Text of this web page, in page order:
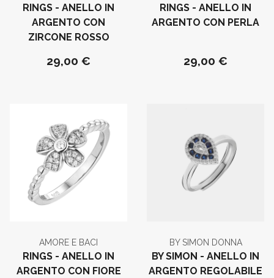
RINGS - ANELLO IN
ARGENTO CON
ZIRCONE ROSSO
29,00 €
RINGS - ANELLO IN
ARGENTO CON PERLA
29,00 €
AMORE E BACI
RINGS - ANELLO IN
ARGENTO CON FIORE
BY SIMON DONNA
BY SIMON - ANELLO IN
ARGENTO REGOLABILE